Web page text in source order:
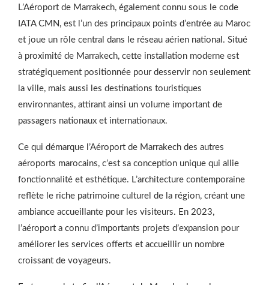
L’Aéroport de Marrakech, également connu sous le code
IATA CMN, est l’un des principaux points d’entrée au Maroc
et joue un rôle central dans le réseau aérien national. Situé
à proximité de Marrakech, cette installation moderne est
stratégiquement positionnée pour desservir non seulement
la ville, mais aussi les destinations touristiques
environnantes, attirant ainsi un volume important de
passagers nationaux et internationaux.
Ce qui démarque l’Aéroport de Marrakech des autres
aéroports marocains, c’est sa conception unique qui allie
fonctionnalité et esthétique. L’architecture contemporaine
reflète le riche patrimoine culturel de la région, créant une
ambiance accueillante pour les visiteurs. En 2023,
l’aéroport a connu d’importants projets d’expansion pour
améliorer les services offerts et accueillir un nombre
croissant de voyageurs.